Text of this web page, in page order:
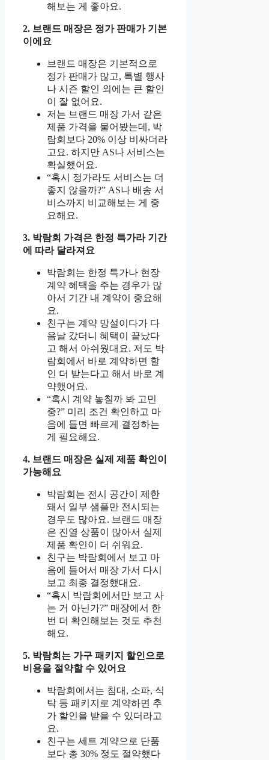
해보는 게 좋아요.
2. 브랜드 매장은 정가 판매가 기본
이에요
브랜드 매장은 기본적으로
정가 판매가 많고, 특별 행사
나 시즌 할인 외에는 큰 할인
이 잘 없어요.
저는 브랜드 매장 가서 같은
제품 가격을 물어봤는데, 박
람회보다 20% 이상 비싸더라
고요. 하지만 AS나 서비스는
확실했어요.
“혹시 정가라도 서비스는 더
좋지 않을까?” AS나 배송 서
비스까지 비교해보는 게 중
요해요.
3. 박람회 가격은 한정 특가라 기간
에 따라 달라져요
박람회는 한정 특가나 현장
계약 혜택을 주는 경우가 많
아서 기간 내 계약이 중요해
요.
친구는 계약 망설이다가 다
음날 갔더니 혜택이 끝났다
고 해서 아쉬웠대요. 저도 박
람회에서 바로 계약하면 할
인 더 받는다고 해서 바로 계
약했어요.
“혹시 계약 놓칠까 봐 고민
중?” 미리 조건 확인하고 마
음에 들면 빠르게 결정하는
게 필요해요.
4. 브랜드 매장은 실제 제품 확인이
가능해요
박람회는 전시 공간이 제한
돼서 일부 샘플만 전시되는
경우도 많아요. 브랜드 매장
은 진열 상품이 많아서 실제
제품 확인이 더 쉬워요.
친구는 박람회에서 보고 마
음에 들어서 매장 가서 다시
보고 최종 결정했대요.
“혹시 박람회에서만 보고 사
는 거 아닌가?” 매장에서 한
번 더 확인해보는 것도 추천
해요.
5. 박람회는 가구 패키지 할인으로
비용을 절약할 수 있어요
박람회에서는 침대, 소파, 식
탁 등 패키지로 계약하면 추
가 할인을 받을 수 있더라고
요.
친구는 세트 계약으로 단품
보다 총 30% 정도 절약했다